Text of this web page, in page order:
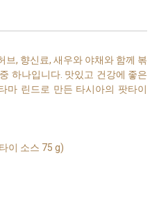
, 향신료, 새우와 야채와 함께 볶
하나입니다. 맛있고 건강에 좋은
마 린드로 만든 타시아의 팟타이
이 소스 75 g)